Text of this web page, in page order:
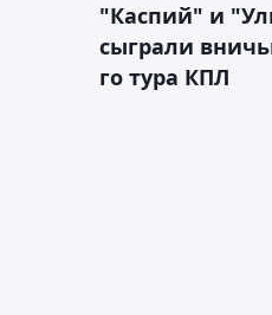
"Каспий" и
сыграли
го тура КПЛ